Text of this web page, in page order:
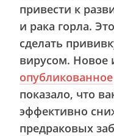
привести к
и рака горла.
сделать
вирусом. Новое
опубликованное
показало, что
эффективно
предраковых